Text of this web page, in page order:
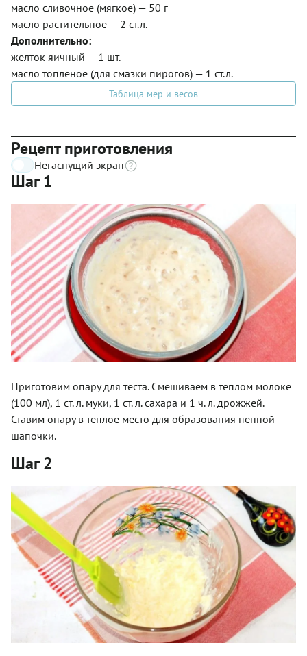
масло сливочное (мягкое) — 50 г
масло растительное — 2 ст.л.
Дополнительно:
желток яичный — 1 шт.
масло топленое (для смазки пирогов) — 1 ст.л.
Таблица мер и весов
Рецепт приготовления
Негаснущий экран
Шаг 1
Приготовим опару для теста. Смешиваем в теплом молоке
(100 мл), 1 ст. л. муки, 1 ст. л. сахара и 1 ч. л. дрожжей.
Ставим опару в теплое место для образования пенной
шапочки.
Шаг 2